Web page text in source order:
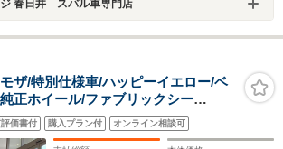
春日井 スバル車専門店
/特別仕様車/ハッピーイエロー/ベ
正ホイール/ファブリックシー
価書付 購入プラン付 オンライン相談可